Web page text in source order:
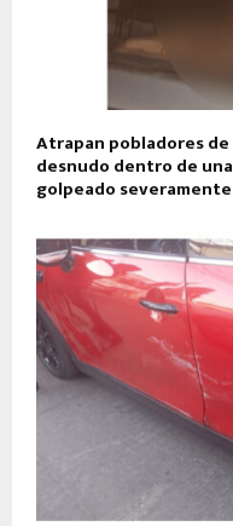
Atrapan pobladores
desnudo dentro de
golpeado severamente